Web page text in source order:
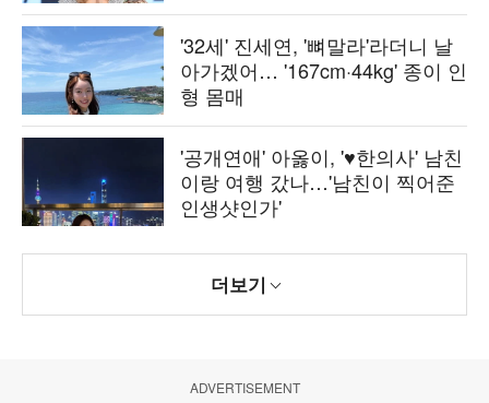
'32세' 진세연, '뼈말라'라더니 날
아가겠어… '167cm·44kg' 종이 인
형 몸매
'공개연애' 아옳이, '♥한의사' 남친
이랑 여행 갔나…'남친이 찍어준
인생샷인가'
더보기
ADVERTISEMENT